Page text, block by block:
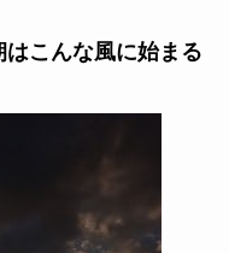
こんな風に始まる